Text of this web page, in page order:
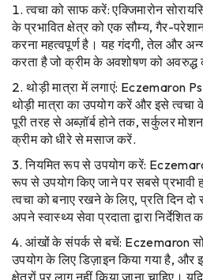
त्वचा को साफ करें: एक्जिमारोन
के प्रभावित क्षेत्र को एक सौम्य, गैर-
करना महत्वपूर्ण है। यह गंदगी, तेल और
करता है जो क्रीम के अवशोषण को
थोड़ी मात्रा में लगाएं: Eczemaron
थोड़ी मात्रा का उपयोग करें और इसे त्वचा
पूरी तरह से अब्ज़ॉर्ब होने तक, सर्कुलर
क्रीम को धीरे से मसाज करें.
नियमित रूप से उपयोग करें:
रूप से उपयोग किए जाने पर सबसे प्रभावी
त्वचा को बनाए रखने के लिए, प्रति दिन दो
अपने स्वास्थ्य सेवा प्रदाता द्वारा निर्देशित
आंखों के संपर्क से बचें: Eczemaron
उपयोग के लिए डिज़ाइन किया गया है,
क्षेत्रों पर लागू नहीं किया जाना चाहिए।